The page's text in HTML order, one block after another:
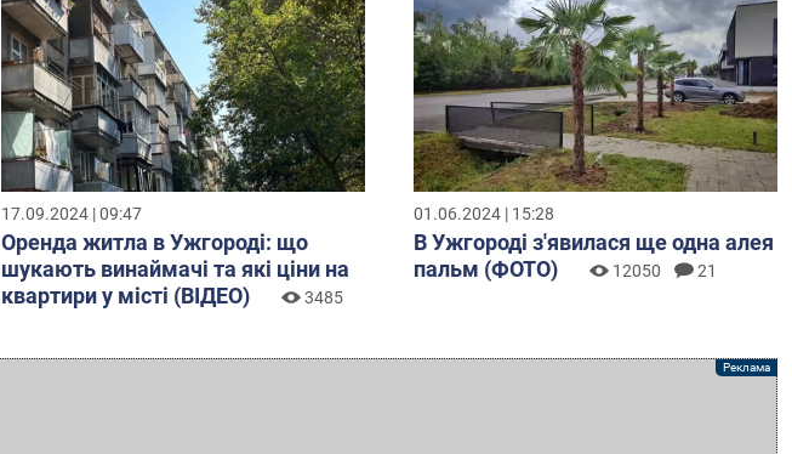
17.09.2024 | 09:47
Оренда житла в Ужгороді: що
шукають винаймачі та які ціни на
квартири у місті (ВІДЕО)
3485
01.06.2024 | 15:28
В Ужгороді з'явилася ще одна алея
пальм (ФОТО)
12050 21